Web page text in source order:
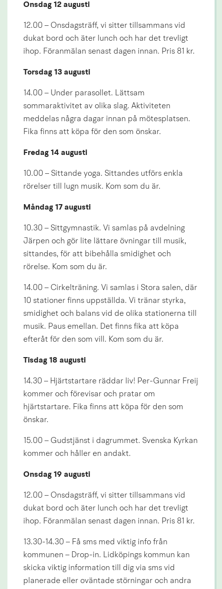
Onsdag 12 augusti
12.00 – Onsdagsträff, vi sitter tillsammans vid
dukat bord och äter lunch och har det trevligt
ihop. Föranmälan senast dagen innan. Pris 81 kr.
Torsdag 13 augusti
14.00 – Under parasollet. Lättsam
sommaraktivitet av olika slag. Aktiviteten
meddelas några dagar innan på mötesplatsen.
Fika finns att köpa för den som önskar.
Fredag 14 augusti
10.00 – Sittande yoga. Sittandes utförs enkla
rörelser till lugn musik. Kom som du är.
Måndag 17 augusti
10.30 – Sittgymnastik. Vi samlas på avdelning
Järpen och gör lite lättare övningar till musik,
sittandes, för att bibehålla smidighet och
rörelse. Kom som du är.
14.00 – Cirkelträning. Vi samlas i Stora salen, där
10 stationer finns uppställda. Vi tränar styrka,
smidighet och balans vid de olika stationerna till
musik. Paus emellan. Det finns fika att köpa
efteråt för den som vill. Kom som du är.
Tisdag 18 augusti
14.30 – Hjärtstartare räddar liv! Per-Gunnar Freij
kommer och förevisar och pratar om
hjärtstartare. Fika finns att köpa för den som
önskar.
15.00 – Gudstjänst i dagrummet. Svenska Kyrkan
kommer och håller en andakt.
Onsdag 19 augusti
12.00 – Onsdagsträff, vi sitter tillsammans vid
dukat bord och äter lunch och har det trevligt
ihop. Föranmälan senast dagen innan. Pris 81 kr.
13.30-14.30 – Få sms med viktig info från
kommunen – Drop-in. Lidköpings kommun kan
skicka viktig information till dig via sms vid
planerade eller oväntade störningar och andra